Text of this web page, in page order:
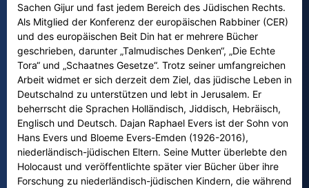
Sachen Gijur und fast jedem Bereich des Jüdischen Rechts.
Als Mitglied der Konferenz der europäischen Rabbiner (CER)
und des europäischen Beit Din hat er mehrere Bücher
geschrieben, darunter „Talmudisches Denken“, „Die Echte
Tora“ und „Schaatnes Gesetze“. Trotz seiner umfangreichen
Arbeit widmet er sich derzeit dem Ziel, das jüdische Leben in
Deutschalnd zu unterstützen und lebt in Jerusalem. Er
beherrscht die Sprachen Holländisch, Jiddisch, Hebräisch,
Englisch und Deutsch. Dajan Raphael Evers ist der Sohn von
Hans Evers und Bloeme Evers-Emden (1926-2016),
niederländisch-jüdischen Eltern. Seine Mutter überlebte den
Holocaust und veröffentlichte später vier Bücher über ihre
Forschung zu niederländisch-jüdischen Kindern, die während